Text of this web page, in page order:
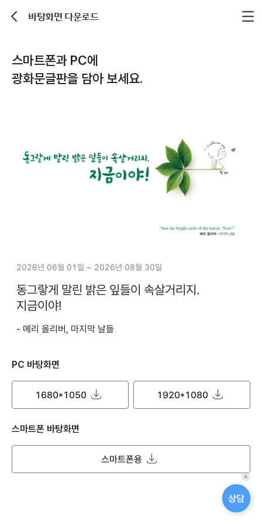
바탕화면 다운로드
스마트폰과 PC에
광화문글판을 담아 보세요.
2026년 06월 01일 ~ 2026년 08월 30일
동그랗게 말린 밝은 잎들이 속살거리지.
지금이야!
- 메리 올리버, 마지막 날들
PC 바탕화면
1680*1050 1920*1080
스마트폰 바탕화면
스마트폰용
상담
퀵
메
뉴